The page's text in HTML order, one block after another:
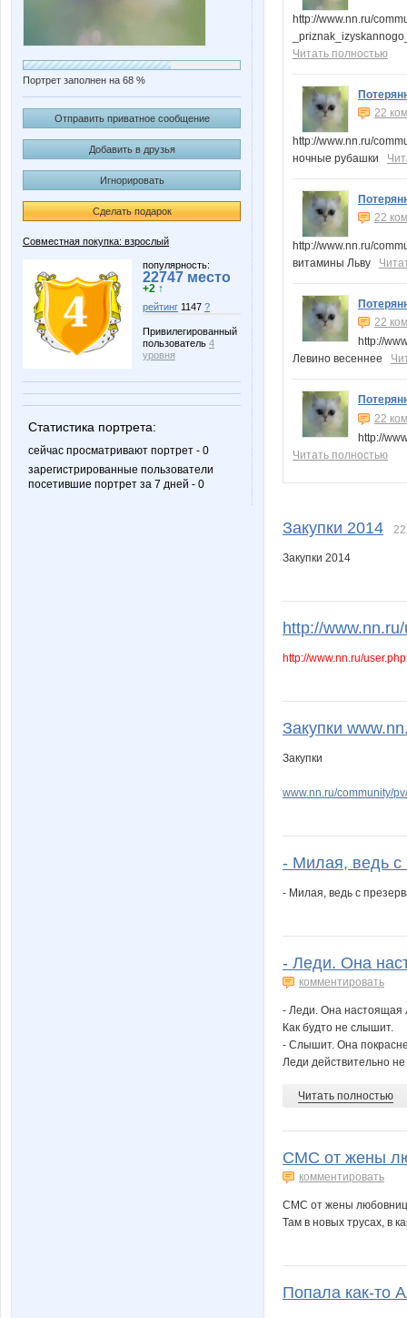
Портрет заполнен на 68 %
Отправить приватное сообщение
Добавить в друзья
Игнорировать
Сделать подарок
Совместная покупка: взрослый
популярность:
22747 место
+2 ↑
рейтинг 1147 ?
Привилегированный
пользователь 4
уровня
Статистика портрета:
сейчас просматривают портрет - 0
зарегистрированные пользователи
посетившие портрет за 7 дней - 0
http://www.nn.ru/
Читать полностью
22
http://www.nn.ru/
ночные рубашки
22
http://www.nn.ru/
витамины Льву
22
http://
Левино весеннее
22
http://
Читать полностью
Закупки 2014
Закупки 2014
http://
http://www.nn.ru/
Закупки
Закупки
www.nn.ru/community/
- Милая, ведь с
- Милая, ведь с
- Леди. Она
комментировать
- Леди. Она настоящая
Как будто не слышит.
- Слышит. Она
Леди действительно
Читать полностью
СМС от жены
комментировать
СМС от жены
Там в новых трусах, в
Попала как-то